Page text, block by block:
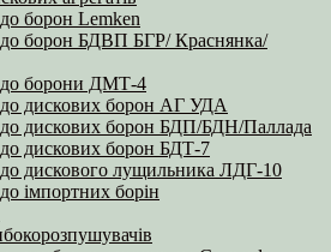
борон Lemken
борон БДВП БГР/ Краснянка/
до борони ДМТ-4
дискових борон АГ УДА
дискових борон БДП/БДН/Паллада
дискових борон БДТ-7
дискового лущильника ЛДГ-10
імпортних борін